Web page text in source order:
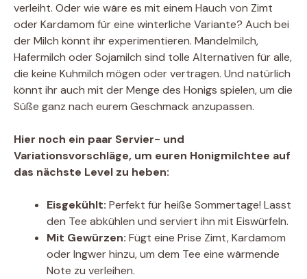
verleiht. Oder wie wäre es mit einem Hauch von Zimt
oder Kardamom für eine winterliche Variante? Auch bei
der Milch könnt ihr experimentieren. Mandelmilch,
Hafermilch oder Sojamilch sind tolle Alternativen für alle,
die keine Kuhmilch mögen oder vertragen. Und natürlich
könnt ihr auch mit der Menge des Honigs spielen, um die
Süße ganz nach eurem Geschmack anzupassen.
Hier noch ein paar Servier- und
Variationsvorschläge, um euren Honigmilchtee auf
das nächste Level zu heben:
Eisgekühlt: Perfekt für heiße Sommertage! Lasst
den Tee abkühlen und serviert ihn mit Eiswürfeln.
Mit Gewürzen: Fügt eine Prise Zimt, Kardamom
oder Ingwer hinzu, um dem Tee eine wärmende
Note zu verleihen.